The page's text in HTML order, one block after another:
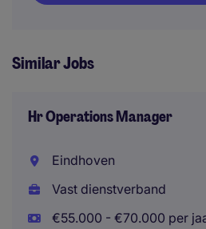
Similar Jobs
Hr Operations Manager
Eindhoven
Vast dienstverband
€55.000 - €70.000 per